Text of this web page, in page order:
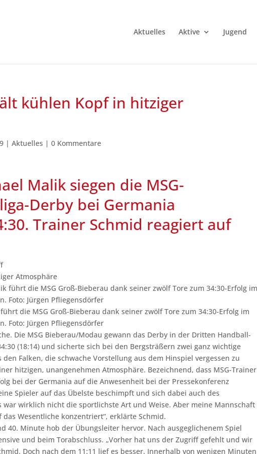
Aktuelles Aktive Jugend
kühlen Kopf in hitziger
|Aktuelles |0 Kommentare
Malik siegen die MSG-
Derby bei Germania
Trainer Schmid reagiert auf
Atmosphäre
die MSG Groß-Bieberau dank seiner zwölf Tore zum 34:30-Erfolg im
Foto: Jürgen Pfliegensdörfer
Die MSG Bieberau/Modau gewann das Derby in der Dritten Handball-
(18:14) und sicherte sich bei den Bergsträßern zwei ganz wichtige
Falken, die schwache Vorstellung aus dem Hinspiel vergessen zu
hitzigen, unangenehmen Atmosphäre. Bezeichnend, dass MSG-Trainer
bei der Germania auf die Anwesenheit bei der Pressekonferenz
Spieler auf das Übelste beschimpft und sich dabei auch des
wirklich nicht die sportlichste Art und Weise. Aber meine Mannschaft
Wesentliche konzentriert“, erklärte Schmid.
40. Minute hob der Übungsleiter hervor. Nach ausgeglichenem Spiel
und beim Torabschluss. „Vorher hat uns der Zugriff gefehlt und wir
Doch nach dem 11:11 lief es besser. Innerhalb von wenigen Minuten